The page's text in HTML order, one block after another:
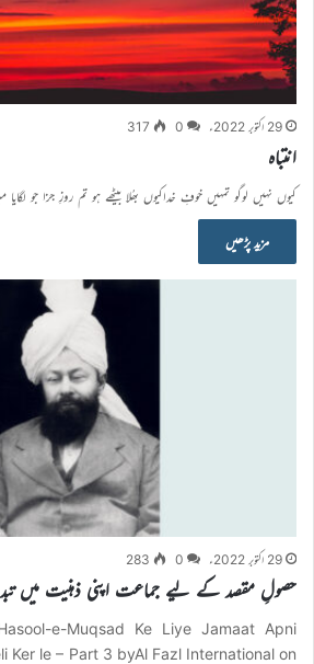
29 اکتوبر 2022ء 0
317
انتباہ
کیوں نہیں لوگو تمہیں خوفِ خداکیوں بھُلا بیٹھے ہو تم روزِ جزا جو
مزید پڑھیں
29 اکتوبر 2022ء 0
283
حصولِ مقصد کے لیے جماعت اپنی ذہنیت میں
e-Muqsad Ke Liye Jamaat Apni
Ker le – Part 3 byAl Fazl International on